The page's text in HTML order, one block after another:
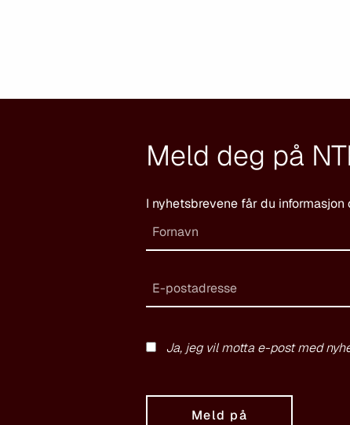
Meld deg på
I nyhetsbrevene får du
Ja, jeg vil motta e-post med
Meld på